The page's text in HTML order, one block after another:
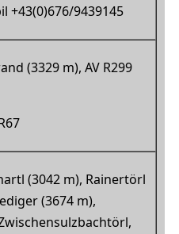
+43(0)676/9439145
(3329 m), AV R299
(3042 m), Rainertörl
(3674 m),